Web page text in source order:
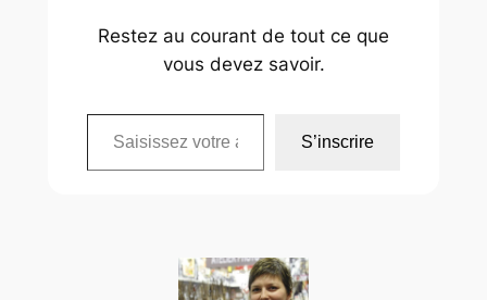
Restez au courant de tout ce que
vous devez savoir.
Saisissez votre adresse e-mail…
S’inscrire